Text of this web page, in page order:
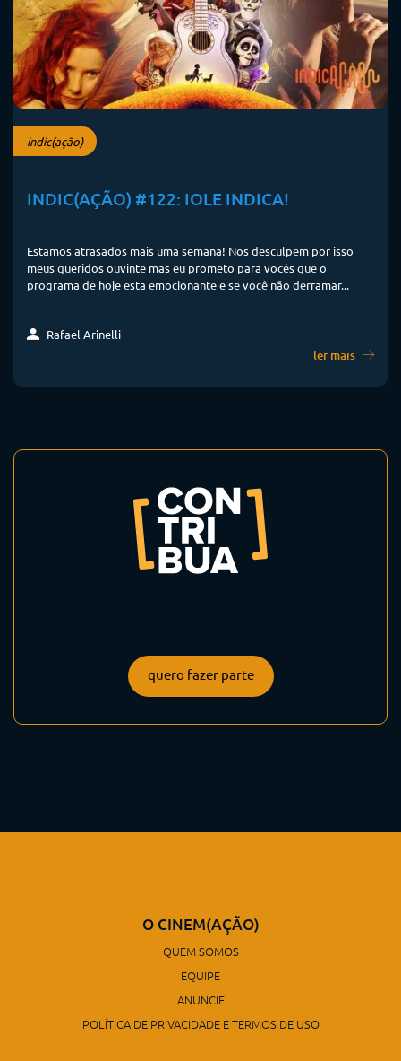
indic(ação)
INDIC(AÇÃO) #122: IOLE INDICA!
Estamos atrasados mais uma semana! Nos desculpem por isso
meus queridos ouvinte mas eu prometo para vocês que o
programa de hoje esta emocionante e se você não derramar...
Rafael Arinelli
ler mais
quero fazer parte
O CINEM(AÇÃO)
QUEM SOMOS
EQUIPE
ANUNCIE
POLÍTICA DE PRIVACIDADE E TERMOS DE USO